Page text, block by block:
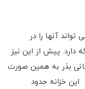
آنها را در
پیش از این نیز
بذر به همین صورت
خزانه حدود